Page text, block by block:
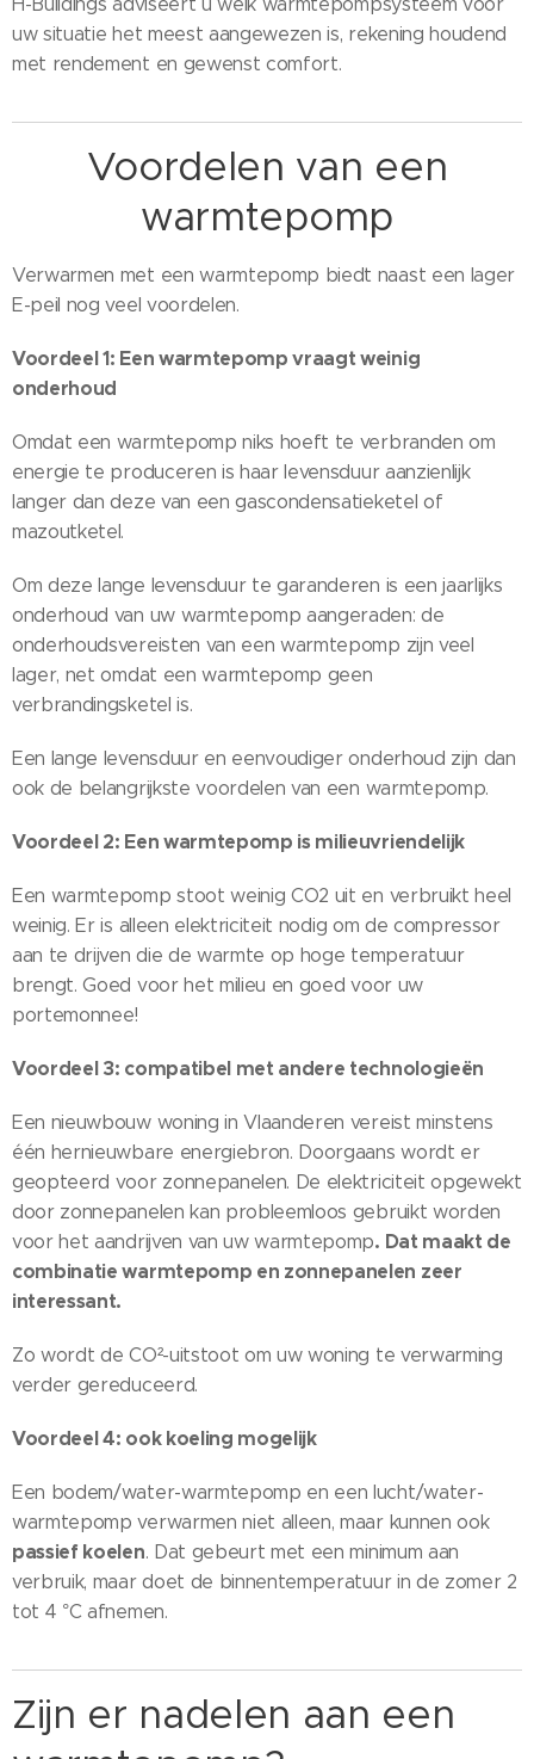
uw situatie het meest aangewezen is, rekening houdend
met rendement en gewenst comfort.
Voordelen van een
warmtepomp
Verwarmen met een warmtepomp biedt naast een lager
E-peil nog veel voordelen.
Voordeel 1: Een warmtepomp vraagt weinig
onderhoud
Omdat een warmtepomp niks hoeft te verbranden om
energie te produceren is haar levensduur aanzienlijk
langer dan deze van een gascondensatieketel of
mazoutketel.
Om deze lange levensduur te garanderen is een jaarlijks
onderhoud van uw warmtepomp aangeraden: de
onderhoudsvereisten van een warmtepomp zijn veel
lager, net omdat een warmtepomp geen
verbrandingsketel is.
Een lange levensduur en eenvoudiger onderhoud zijn dan
ook de belangrijkste voordelen van een warmtepomp.
Voordeel 2: Een warmtepomp is milieuvriendelijk
Een warmtepomp stoot weinig CO2 uit en verbruikt heel
weinig. Er is alleen elektriciteit nodig om de compressor
aan te drijven die de warmte op hoge temperatuur
brengt. Goed voor het milieu en goed voor uw
portemonnee!
Voordeel 3: compatibel met andere technologieën
Een nieuwbouw woning in Vlaanderen vereist minstens
één hernieuwbare energiebron. Doorgaans wordt er
geopteerd voor zonnepanelen. De elektriciteit opgewekt
door zonnepanelen kan probleemloos gebruikt worden
voor het aandrijven van uw warmtepomp. Dat maakt de
combinatie warmtepomp en zonnepanelen zeer
interessant.
Zo wordt de CO²-uitstoot om uw woning te verwarming
verder gereduceerd.
Voordeel 4: ook koeling mogelijk
Een bodem/water-warmtepomp en een lucht/water-
warmtepomp verwarmen niet alleen, maar kunnen ook
passief koelen. Dat gebeurt met een minimum aan
verbruik, maar doet de binnentemperatuur in de zomer 2
tot 4 °C afnemen.
Zijn er nadelen aan een